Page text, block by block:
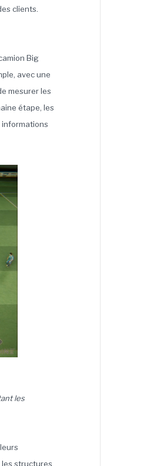
clients.
Big
avec une
mesurer les
étape, les
informations
les
structures